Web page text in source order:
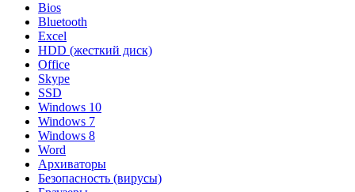
Bios
Bluetooth
Excel
HDD (жесткий диск)
Office
Skype
SSD
Windows 10
Windows 7
Windows 8
Word
Архиваторы
Безопасность (вирусы)